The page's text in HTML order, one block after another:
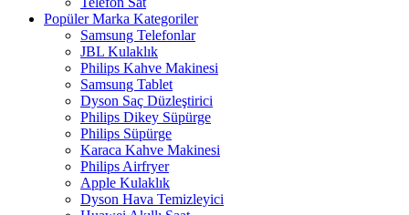
Popüler Marka Kategoriler
Samsung Telefonlar
JBL Kulaklık
Philips Kahve Makinesi
Samsung Tablet
Dyson Saç Düzleştirici
Philips Dikey Süpürge
Philips Süpürge
Karaca Kahve Makinesi
Philips Airfryer
Apple Kulaklık
Dyson Hava Temizleyici